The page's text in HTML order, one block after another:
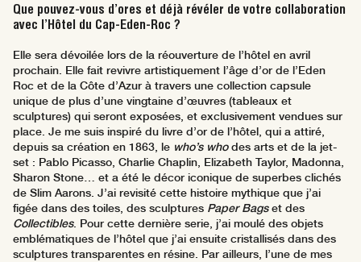
Que pouvez-vous d’ores et déjà révéler de votre collaboration
avec l’Hôtel du Cap-Eden-Roc ?
Elle sera dévoilée lors de la réouverture de l’hôtel en avril
prochain. Elle fait revivre artistiquement l’âge d’or de l’Eden
Roc et de la Côte d’Azur à travers une collection capsule
unique de plus d’une vingtaine d’œuvres (tableaux et
sculptures) qui seront exposées, et exclusivement vendues sur
place. Je me suis inspiré du livre d’or de l’hôtel, qui a attiré,
depuis sa création en 1863, le who’s whodes arts et de la jet-
set : Pablo Picasso, Charlie Chaplin, Elizabeth Taylor, Madonna,
Sharon Stone… et a été le décor iconique de superbes clichés
de Slim Aarons. J’ai revisité cette histoire mythique que j’ai
figée dans des toiles, des sculptures Paper Bagset des
Collectibles. Pour cette dernière serie, j’ai moulé des objets
emblématiques de l’hôtel que j’ai ensuite cristallisés dans des
sculptures transparentes en résine. Par ailleurs, l’une de mes